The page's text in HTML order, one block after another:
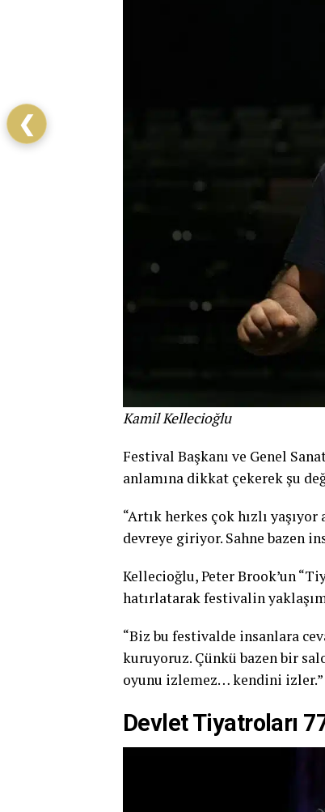
Kamil Kellecioğlu
Festival Başkanı ve Genel
anlamına dikkat çekerek şu
“Artık herkes çok hızlı
devreye giriyor. Sahne bazen
Kellecioğlu, Peter Brook’un
hatırlatarak festivalin
“Biz bu festivalde insanlara
kuruyoruz. Çünkü bazen bir
oyunu izlemez… kendini izler.”
Devlet Tiyatroları
❮